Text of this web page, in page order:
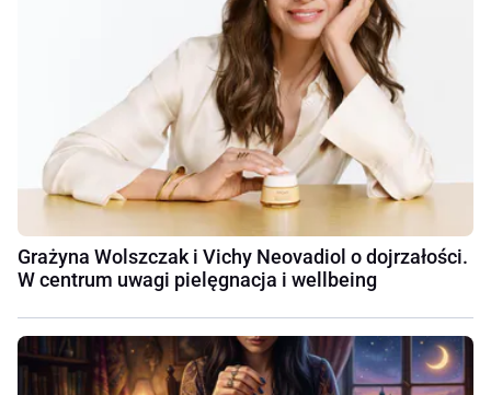
Grażyna Wolszczak i Vichy Neovadiol o dojrzałości.
W centrum uwagi pielęgnacja i wellbeing